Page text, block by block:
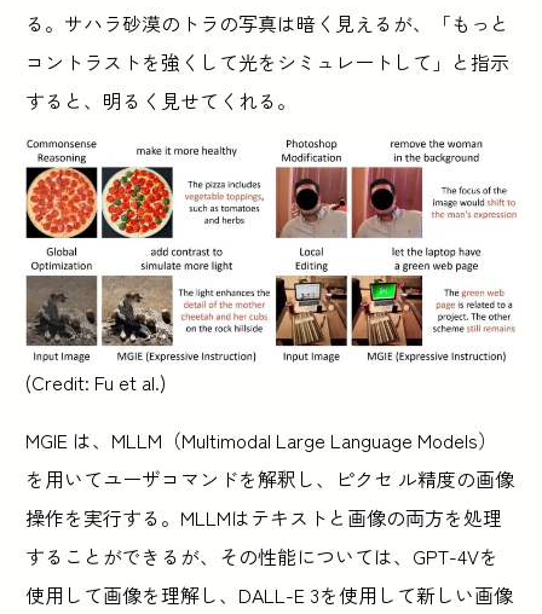
る。サハラ砂漠のトラの写真は暗く見えるが、「もっと
コントラストを強くして光をシミュレートして」と指示
すると、明るく見せてくれる。
(Credit: Fu et al.)
MGIE は、MLLM（Multimodal Large Language Models）
を用いてユーザコマンドを解釈し、ピクセ ル精度の画像
操作を実行する。MLLMはテキストと画像の両方を処理
することができるが、その性能については、GPT-4Vを
使用して画像を理解し、DALL-E 3を使用して新しい画像